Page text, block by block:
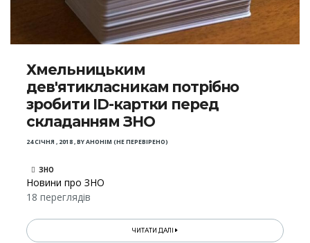
Хмельницьким
дев'ятикласникам потрібно
зробити ID-картки перед
складанням ЗНО
24 СІЧНЯ , 2018,BYАНОНІМ (НЕ ПЕРЕВІРЕНО)
ЗНО
Новини про ЗНО
18 переглядів
ЧИТАТИ ДАЛІ